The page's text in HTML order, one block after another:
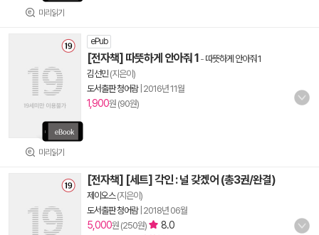
미리읽기
미리읽기
ePub
[전자책] 따뜻하게 안아줘 1 - 따뜻하게 안아줘 1
김선민(지은이)
도서출판 청어람| 2016년 11월
1,900원 (90원)
[전자책] [세트] 각인 : 널 갖겠어 (총3권/완결)
제이오스(지은이)
도서출판 청어람| 2018년 06월
5,000원 (250원) 8.0